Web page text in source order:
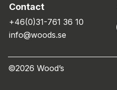
Contact
+46(0)31-761 36 10
info@woods.se
©2026 Wood’s